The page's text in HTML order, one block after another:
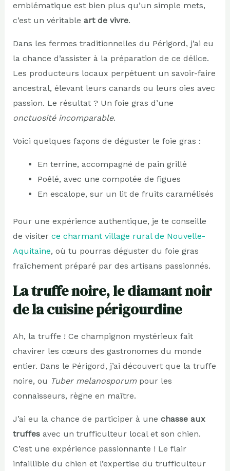
emblématique est bien plus qu’un simple mets,
c’est un véritable art de vivre.
Dans les fermes traditionnelles du Périgord, j’ai eu
la chance d’assister à la préparation de ce délice.
Les producteurs locaux perpétuent un savoir-faire
ancestral, élevant leurs canards ou leurs oies avec
passion. Le résultat ? Un foie gras d’une
onctuosité incomparable.
Voici quelques façons de déguster le foie gras :
En terrine, accompagné de pain grillé
Poêlé, avec une compotée de figues
En escalope, sur un lit de fruits caramélisés
Pour une expérience authentique, je te conseille
de visiter ce charmant village rural de Nouvelle-
Aquitaine, où tu pourras déguster du foie gras
fraîchement préparé par des artisans passionnés.
La truffe noire, le diamant noir
de la cuisine périgourdine
Ah, la truffe ! Ce champignon mystérieux fait
chavirer les cœurs des gastronomes du monde
entier. Dans le Périgord, j’ai découvert que la truffe
noire, ou Tuber melanosporumpour les
connaisseurs, règne en maître.
J’ai eu la chance de participer à une chasse aux
truffesavec un trufficulteur local et son chien.
C’est une expérience passionnante ! Le flair
infaillible du chien et l’expertise du trufficulteur